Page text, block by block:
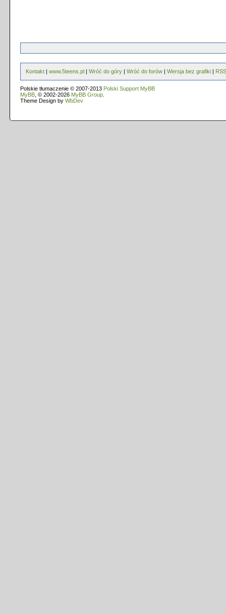
Kontakt | www.5teens.pl | Wróć do góry | Wróć do forów | Wersja bez grafiki | RSS
Polskie tłumaczenie © 2007-2013 Polski Support MyBB
MyBB , © 2002-2026 MyBB Group
Theme Design by WbDev